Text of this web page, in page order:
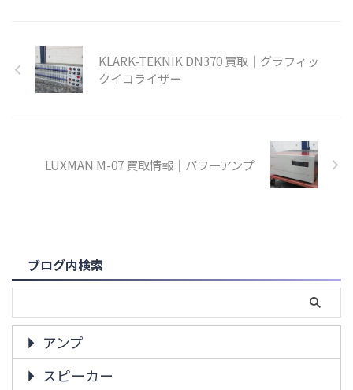
KLARK-TEKNIK DN370 買取｜グラフィッ
クイコライザー
LUXMAN M-07 買取情報｜パワーアンプ
ブログ内検索
アンプ
スピーカー